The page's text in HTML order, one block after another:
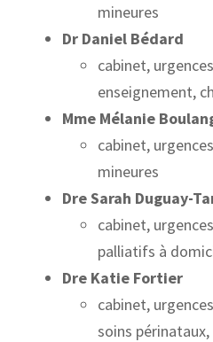
mineures
Dr Daniel Bédard
cabinet,
enseignement,
Mme Mélanie
cabinet,
mineures
Dre Sarah Duguay-
cabinet,
palliatifs à
Dre Katie Fortier
cabinet,
soins